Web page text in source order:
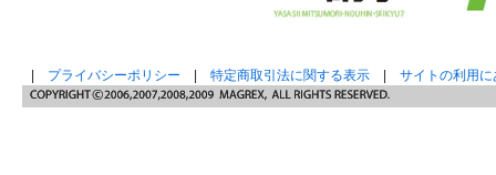
プライバシーポリシー 特定商取引法に関する表示 サイトの利用に